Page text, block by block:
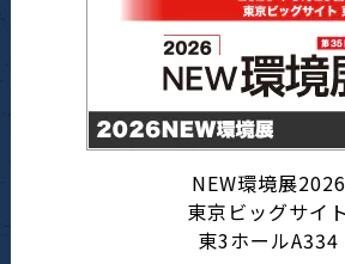
NEW環境展2026
東京ビッグサイト
東3ホールA334